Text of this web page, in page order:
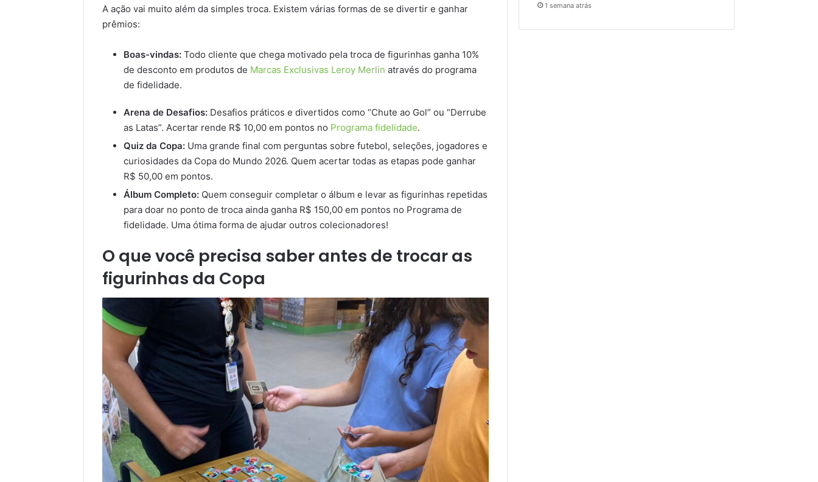
A ação vai muito além da simples troca. Existem várias formas de se divertir e ganhar
prêmios:
Boas-vindas: Todo cliente que chega motivado pela troca de figurinhas ganha 10%
de desconto em produtos de Marcas Exclusivas Leroy Merlin através do programa
de fidelidade.
Arena de Desafios: Desafios práticos e divertidos como “Chute ao Gol” ou “Derrube
as Latas”. Acertar rende R$ 10,00 em pontos no Programa fidelidade.
Quiz da Copa: Uma grande final com perguntas sobre futebol, seleções, jogadores e
curiosidades da Copa do Mundo 2026. Quem acertar todas as etapas pode ganhar
R$ 50,00 em pontos.
Álbum Completo: Quem conseguir completar o álbum e levar as figurinhas repetidas
para doar no ponto de troca ainda ganha R$ 150,00 em pontos no Programa de
fidelidade. Uma ótima forma de ajudar outros colecionadores!
O que você precisa saber antes de trocar as
figurinhas da Copa
1 semana atrás